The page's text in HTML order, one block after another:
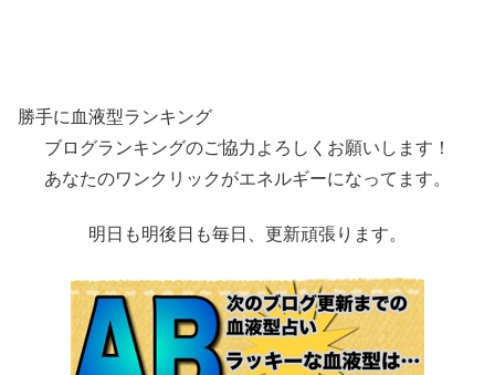
勝手に血液型ランキング
ブログランキングのご協力よろしくお願いします！
あなたのワンクリックがエネルギーになってます。
明日も明後日も毎日、更新頑張ります。